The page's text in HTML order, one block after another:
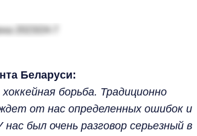
Беларуси:
борьба. Традиционно
от нас определенных ошибок и
был очень разговор серьезный в